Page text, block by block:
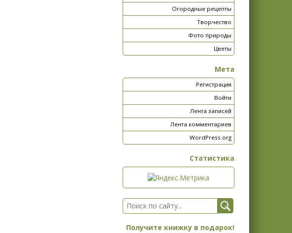
Огородные рецепты
Творчество
Фото природы
Цветы
Мета
Регистрация
Войти
Лента записей
Лента комментариев
WordPress.org
Статистика
Получите книжку в подарок!